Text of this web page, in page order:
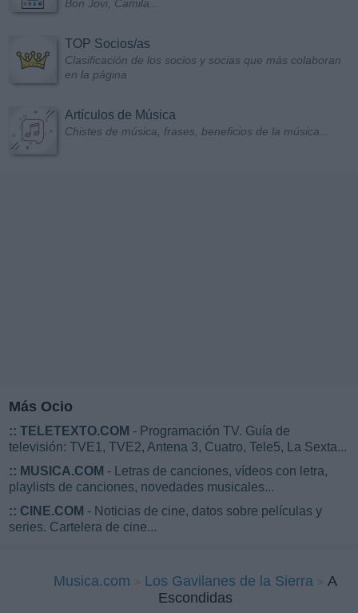
Bon Jovi, Camila...
TOP Socios/as
Clasificación de los socios y socias que más colaboran
en la página
Artículos de Música
Chistes de música, frases, beneficios de la música...
Más Ocio
:: TELETEXTO.COM - Programación TV. Guía de
televisión: TVE1, TVE2, Antena 3, Cuatro, Tele5, La Sexta...
:: MUSICA.COM - Letras de canciones, vídeos con letra,
playlists de canciones, novedades musicales...
:: CINE.COM - Noticias de cine, datos sobre películas y
series. Cartelera de cine...
Musica.com Los Gavilanes de la Sierra
A
Escondidas